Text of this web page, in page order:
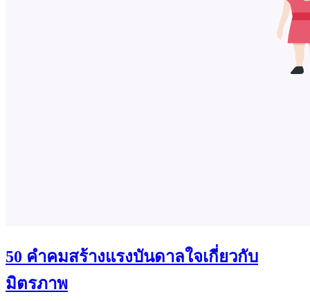
50 คำคมสร้างแรงบันดาลใจเกี่ยวกับ
มิตรภาพ